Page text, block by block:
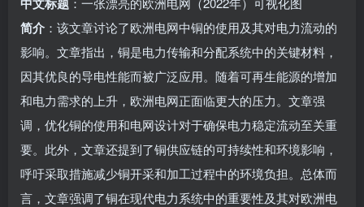
简介 ：该文章讨论了欧洲电网中铜的使用及其对电力流动的
影响。文章指出，铜是电力传输和分配系统中的关键材料，
因其优良的导电性能而被广泛应用。随着可再生能源的增加
和电力需求的上升，欧洲电网正面临更大的压力。文章强
调，优化铜的使用和电网设计对于确保电力稳定流动至关重
要。此外，文章还提到了铜供应链的可持续性和环境影响，
呼吁采取措施减少铜开采和加工过程中的环境负担。总体而
言，文章强调了铜在现代电力系统中的重要性及其对欧洲电